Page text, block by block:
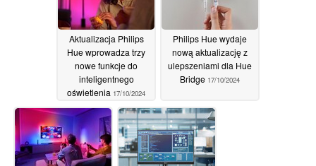
Aktualizacja Philips
Hue wprowadza trzy
nowe funkcje do
inteligentnego
oświetlenia 17/10/2024
Philips Hue wydaje
nową aktualizację z
ulepszeniami dla Hue
Bridge 17/10/2024